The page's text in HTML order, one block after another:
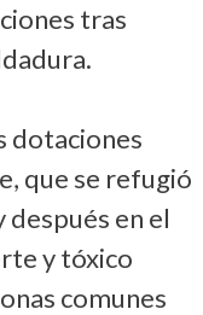
tras
dotaciones
que se refugió
en el
y tóxico
comunes